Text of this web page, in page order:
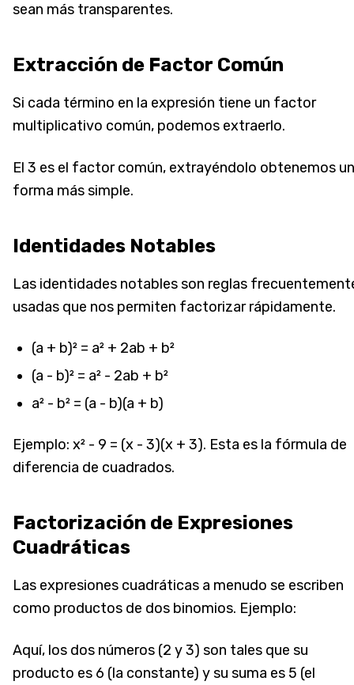
sean más transparentes.
Extracción de Factor Común
Si cada término en la expresión tiene un factor
multiplicativo común, podemos extraerlo.
El 3 es el factor común, extrayéndolo obtenemos
forma más simple.
Identidades Notables
Las identidades notables son reglas
usadas que nos permiten factorizar rápidamente.
(a + b)² = a² + 2ab + b²
(a - b)² = a² - 2ab + b²
a² - b² = (a - b)(a + b)
Ejemplo: x² - 9 = (x - 3)(x + 3). Esta es la fórmula de
diferencia de cuadrados.
Factorización de Expresiones
Cuadráticas
Las expresiones cuadráticas a menudo se escriben
como productos de dos binomios. Ejemplo:
Aquí, los dos números (2 y 3) son tales que su
producto es 6 (la constante) y su suma es 5 (el